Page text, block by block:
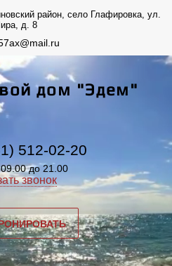
район, село Глафировка, ул.
д. 8
дом "Эдем"
512-02-20
до 21.00
звонок